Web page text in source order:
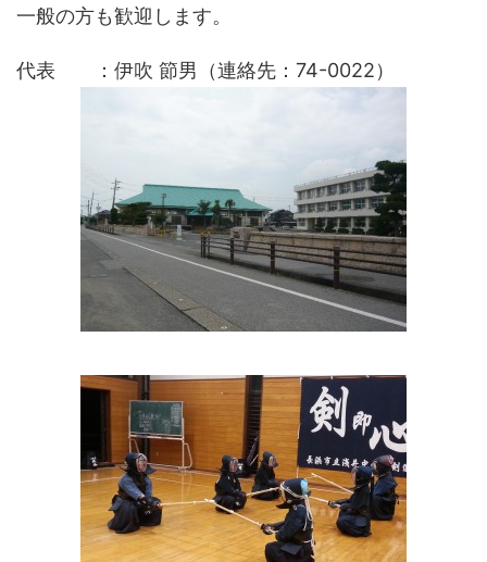
一般の方も歓迎します。
代表 ：伊吹 節男（連絡先：74-0022）